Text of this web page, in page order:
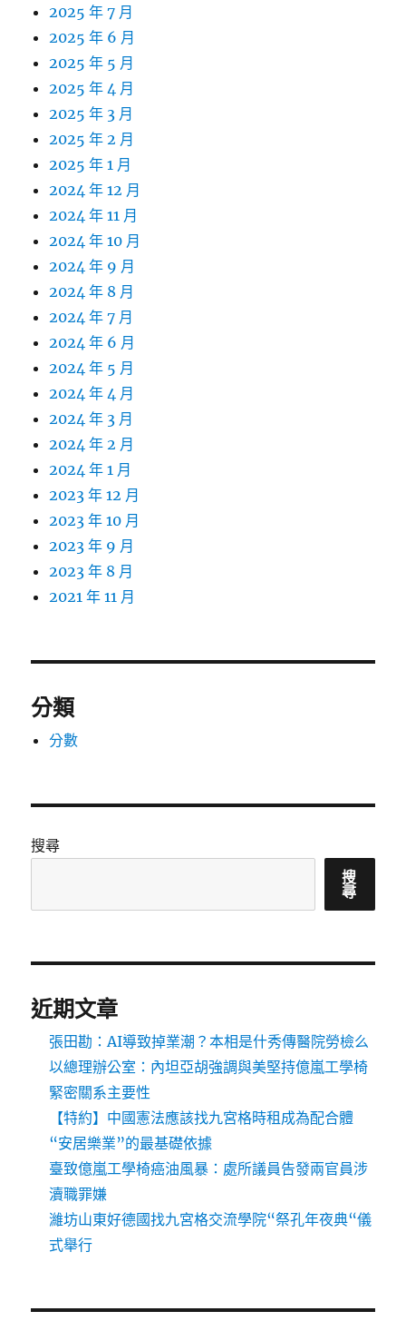
2025 年 7 月
2025 年 6 月
2025 年 5 月
2025 年 4 月
2025 年 3 月
2025 年 2 月
2025 年 1 月
2024 年 12 月
2024 年 11 月
2024 年 10 月
2024 年 9 月
2024 年 8 月
2024 年 7 月
2024 年 6 月
2024 年 5 月
2024 年 4 月
2024 年 3 月
2024 年 2 月
2024 年 1 月
2023 年 12 月
2023 年 10 月
2023 年 9 月
2023 年 8 月
2021 年 11 月
分類
分數
搜尋
搜
尋
近期文章
張田勘：AI導致掉業潮？本相是什秀傳醫院勞檢么
以總理辦公室：內坦亞胡強調與美堅持億嵐工學椅
緊密關系主要性
【特約】中國憲法應該找九宮格時租成為配合體
“安居樂業”的最基礎依據
臺致億嵐工學椅癌油風暴：處所議員告發兩官員涉
瀆職罪嫌
濰坊山東好德國找九宮格交流學院“祭孔年夜典“儀
式舉行